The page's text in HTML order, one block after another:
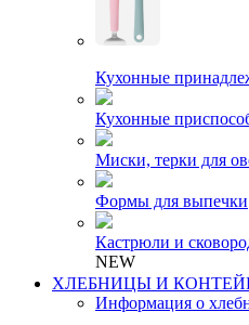
Кухонные
Кухонные
Миски, терки для
Формы для выпечки
Кастрюли и
NEW
ХЛЕБНИЦЫ И
Информация о